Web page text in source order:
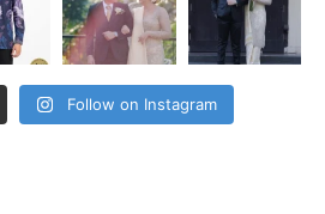
Follow on Instagram